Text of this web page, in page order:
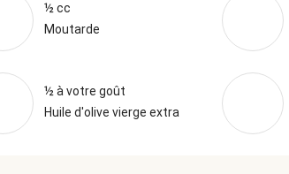
½ cc
Moutarde
½ à votre goût
Huile d'olive vierge extra